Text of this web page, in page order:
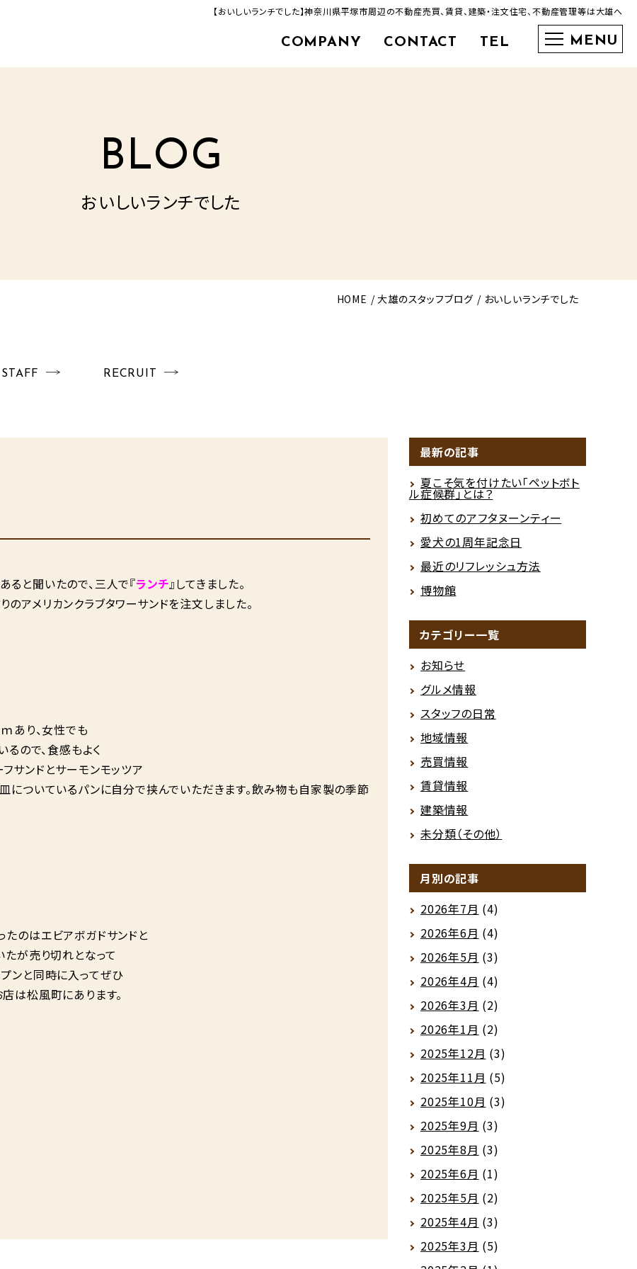
【おいしいランチでした】神奈川県平塚市周辺の不動産売買、賃貸、建築・注文住宅、不動産管理等は大雄へ
COMPANY CONTACT TEL
BLOG
おいしいランチでした
HOME 大雄のスタッフブログ おいしいランチでした
STAFF RECRUIT
と聞いたので、三人で『ランチ』してきました。
アメリカンクラブタワーサンドを注文しました。
あり、女性でも
るので、食感もよく
サンドとサーモンモッツア
についているパンに自分で挟んでいただきます。飲み物も自家製の季節
のはエビアボガドサンドと
たが売り切れとなって
ンと同時に入ってぜひ
は松風町にあります。
最新の記事
夏こそ気を付けたい「ペットボト
ル症候群」とは？
初めてのアフタヌーンティー
愛犬の1周年記念日
最近のリフレッシュ方法
博物館
カテゴリー一覧
お知らせ
グルメ情報
スタッフの日常
地域情報
売買情報
賃貸情報
建築情報
未分類（その他）
月別の記事
2026年7月 (4)
2026年6月 (4)
2026年5月 (3)
2026年4月 (4)
2026年3月 (2)
2026年1月 (2)
2025年12月 (3)
2025年11月 (5)
2025年10月 (3)
2025年9月 (3)
2025年8月 (3)
2025年6月 (1)
2025年5月 (2)
2025年4月 (3)
2025年3月 (5)